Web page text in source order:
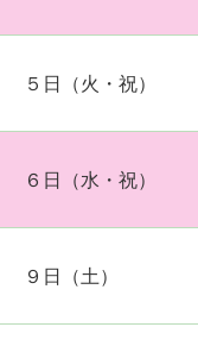
火・祝）
水・祝）
（土）